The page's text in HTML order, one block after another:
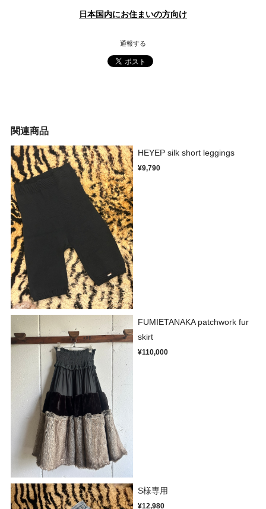
日本国内にお住まいの方向け
通報する
関連商品
HEYEP silk short leggings
¥9,790
FUMIETANAKA patchwork fur
skirt
¥110,000
S様専用
¥12,980